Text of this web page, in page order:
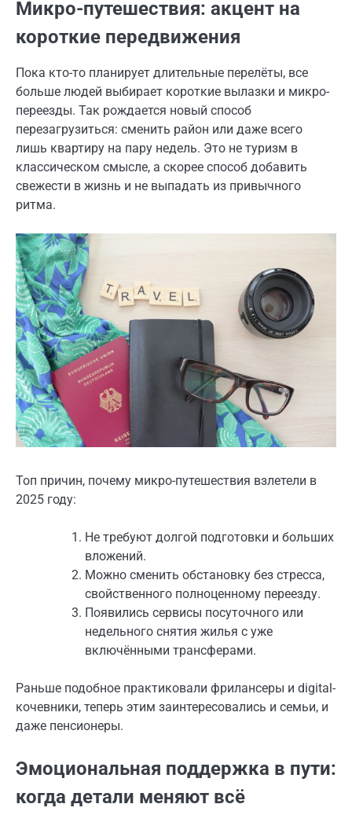
Микро-путешествия: акцент на
короткие передвижения
Пока кто-то планирует длительные перелёты, все
больше людей выбирает короткие вылазки и микро-
переезды. Так рождается новый способ
перезагрузиться: сменить район или даже всего
лишь квартиру на пару недель. Это не туризм в
классическом смысле, а скорее способ добавить
свежести в жизнь и не выпадать из привычного
ритма.
Топ причин, почему микро-путешествия взлетели в
2025 году:
Не требуют долгой подготовки и больших
вложений.
Можно сменить обстановку без стресса,
свойственного полноценному переезду.
Появились сервисы посуточного или
недельного снятия жилья с уже
включёнными трансферами.
Раньше подобное практиковали фрилансеры и digital-
кочевники, теперь этим заинтересовались и семьи, и
даже пенсионеры.
Эмоциональная поддержка в пути:
когда детали меняют всё